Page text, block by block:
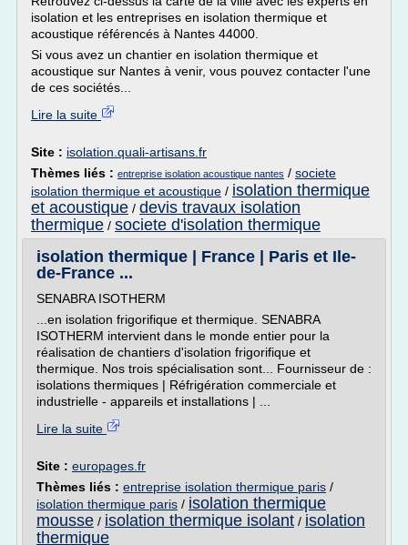
isolation et les entreprises en isolation thermique et
acoustique référencés à Nantes 44000.
Si vous avez un chantier en isolation thermique et
acoustique sur Nantes à venir, vous pouvez contacter l'une
de ces sociétés...
Lire la suite
Site : isolation.quali-artisans.fr
Thèmes liés : entreprise isolation acoustique nantes / societe
isolation thermique et acoustique / isolation thermique
et acoustique / devis travaux isolation
thermique / societe d'isolation thermique
isolation thermique | France | Paris et Ile-
de-France ...
SENABRA ISOTHERM
...en isolation frigorifique et thermique. SENABRA
ISOTHERM intervient dans le monde entier pour la
réalisation de chantiers d'isolation frigorifique et
thermique. Nos trois spécialisation sont... Fournisseur de :
isolations thermiques | Réfrigération commerciale et
industrielle - appareils et installations | ...
Lire la suite
Site : europages.fr
Thèmes liés : entreprise isolation thermique paris /
isolation thermique paris / isolation thermique
mousse / isolation thermique isolant / isolation
thermique